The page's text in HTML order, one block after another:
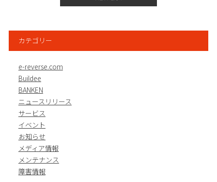
カテゴリー
e-reverse.com
Buildee
BANKEN
ニュースリリース
サービス
イベント
お知らせ
メディア情報
メンテナンス
障害情報